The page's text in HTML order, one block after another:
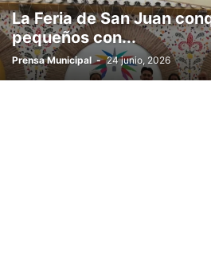
La Feria de San Juan
pequeños con...
Prensa Municipal - 24 junio, 2026